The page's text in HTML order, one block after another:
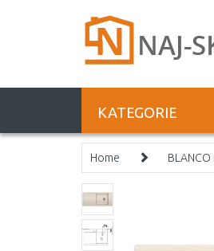
KATEGORIE
Home